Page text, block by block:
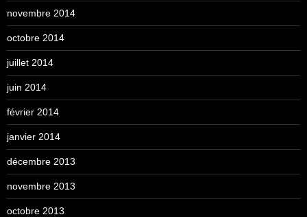
novembre 2014
octobre 2014
juillet 2014
juin 2014
février 2014
janvier 2014
décembre 2013
novembre 2013
octobre 2013